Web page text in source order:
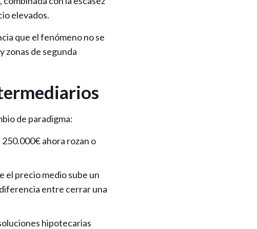
elevados.
que el fenómeno no se
zonas de segunda
de paradigma:
ahora rozan o
el precio medio sube un
entre cerrar una
hipotecarias